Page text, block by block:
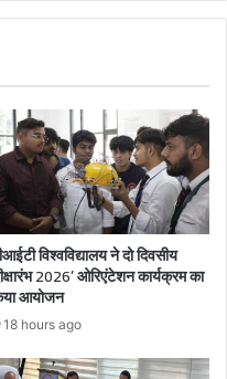
विश्वविद्यालय ने दो दिवसीय
2026’ ओरिएंटेशन कार्यक्रम का
आयोजन
18 hours ago